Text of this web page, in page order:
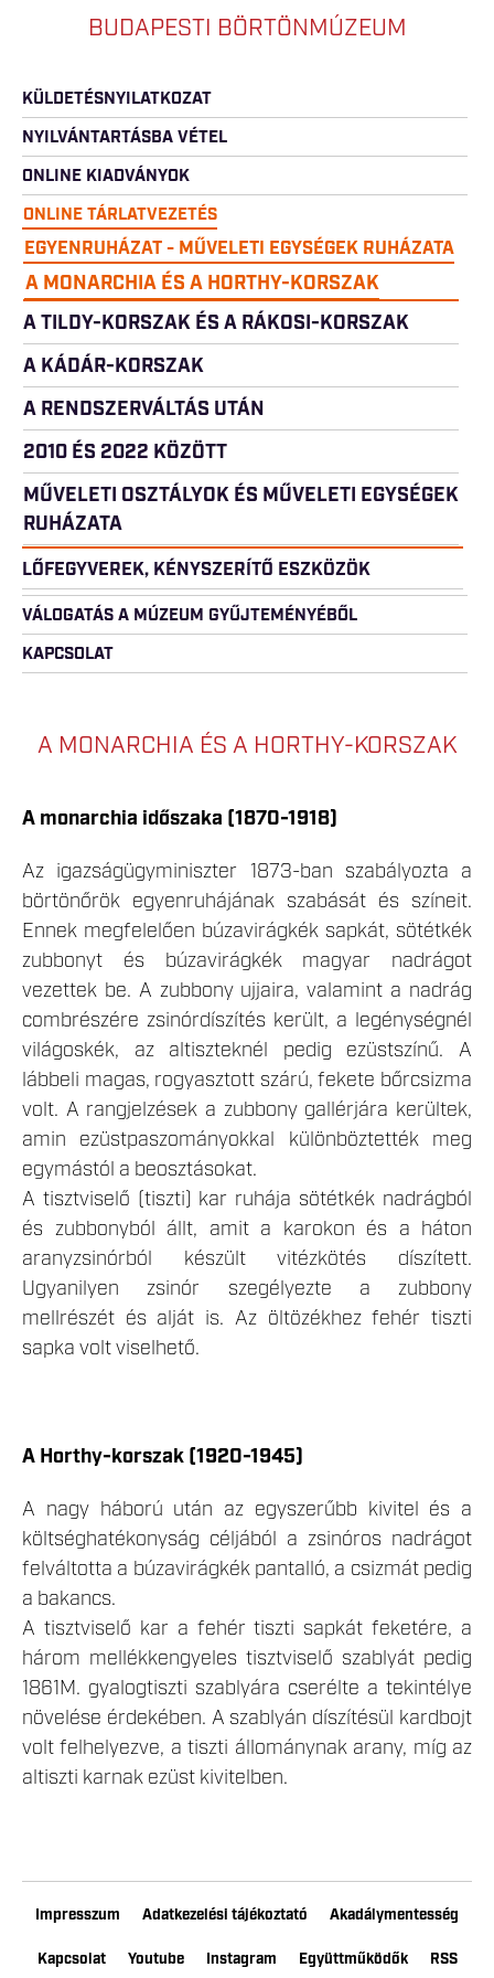
BUDAPESTI BÖRTÖNMÚZEUM
KÜLDETÉSNYILATKOZAT
NYILVÁNTARTÁSBA VÉTEL
ONLINE KIADVÁNYOK
ONLINE TÁRLATVEZETÉS
EGYENRUHÁZAT - MŰVELETI EGYSÉGEK RUHÁZATA
A MONARCHIA ÉS A HORTHY-KORSZAK
A TILDY-KORSZAK ÉS A RÁKOSI-KORSZAK
A KÁDÁR-KORSZAK
A RENDSZERVÁLTÁS UTÁN
2010 ÉS 2022 KÖZÖTT
MŰVELETI OSZTÁLYOK ÉS MŰVELETI EGYSÉGEK
RUHÁZATA
LŐFEGYVEREK, KÉNYSZERÍTŐ ESZKÖZÖK
VÁLOGATÁS A MÚZEUM GYŰJTEMÉNYÉBŐL
KAPCSOLAT
A MONARCHIA ÉS A HORTHY-KORSZAK
A monarchia időszaka (1870-1918)
Az igazságügyminiszter 1873-ban szabályozta a
börtönőrök egyenruhájának szabását és színeit.
Ennek megfelelően búzavirágkék sapkát, sötétkék
zubbonyt és búzavirágkék magyar nadrágot
vezettek be. A zubbony ujjaira, valamint a nadrág
combrészére zsinórdíszítés került, a legénységnél
világoskék, az altiszteknél pedig ezüstszínű. A
lábbeli magas, rogyasztott szárú, fekete bőrcsizma
volt. A rangjelzések a zubbony gallérjára kerültek,
amin ezüstpaszományokkal különböztették meg
egymástól a beosztásokat.
A tisztviselő (tiszti) kar ruhája sötétkék nadrágból
és zubbonyból állt, amit a karokon és a háton
aranyzsinórból készült vitézkötés díszített.
Ugyanilyen zsinór szegélyezte a zubbony
mellrészét és alját is. Az öltözékhez fehér tiszti
sapka volt viselhető.
A Horthy-korszak (1920-1945)
A nagy háború után az egyszerűbb kivitel és a
költséghatékonyság céljából a zsinóros nadrágot
felváltotta a búzavirágkék pantalló, a csizmát pedig
a bakancs.
A tisztviselő kar a fehér tiszti sapkát feketére, a
három mellékkengyeles tisztviselő szablyát pedig
1861M. gyalogtiszti szablyára cserélte a tekintélye
növelése érdekében. A szablyán díszítésül kardbojt
volt felhelyezve, a tiszti állománynak arany, míg az
altiszti karnak ezüst kivitelben.
Impresszum Adatkezelési tájékoztató Akadálymentesség
Kapcsolat Youtube Instagram Együttműködők RSS